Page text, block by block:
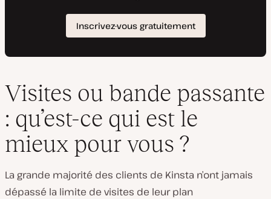
Visites ou bande passante
: qu’est-ce qui est le
mieux pour vous ?
La grande majorité des clients de Kinsta n’ont jamais
dépassé la limite de visites de leur plan